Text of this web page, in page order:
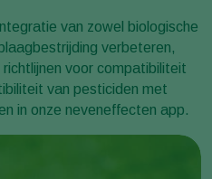
van zowel biologische
verbeteren,
voor compatibiliteit
van pesticiden met
in onze neveneffecten app.